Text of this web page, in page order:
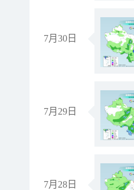
7月30日
7月29日
7月28日